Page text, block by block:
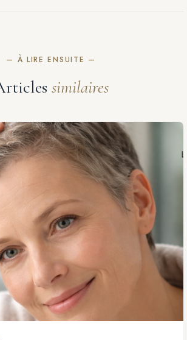
— À LIRE ENSUITE —
similaires